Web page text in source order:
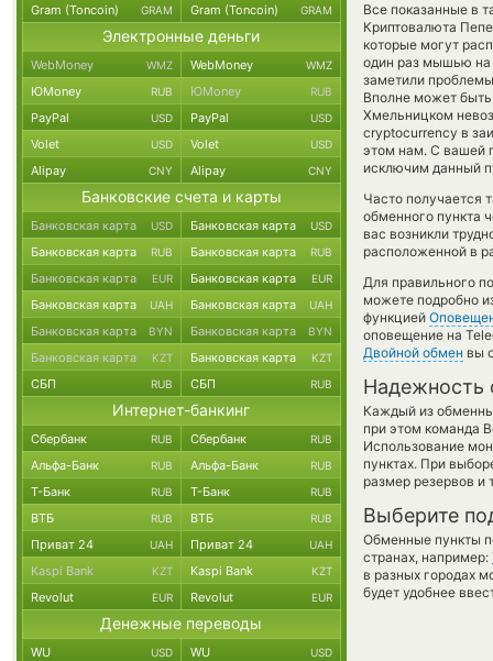
Все показанные в
Криптовалюта
которые могут
один раз мышью на
заметили
Вполне может
Хмельницком
cryptocurrency в
этом нам. С вашей
исключим данный
Часто получается
обменного пункта
вас возникли
расположенной в
Для правильного
можете подробно
функцией
оповещение на
Двойной обмен вы
Надежность
Каждый из
при этом команда
Использование
пунктах. При
размер резервов и
Выберите
Обменные пункты
странах, например:
в разных городах
будет удобнее
Gram (Toncoin) GRAM Gram (Toncoin) GRAM
Электронные деньги
WebMoney WMZ WebMoney WMZ
ЮMoney RUB ЮMoney RUB
PayPal USD PayPal USD
Volet USD Volet USD
Alipay CNY Alipay CNY
Банковские счета и карты
Банковская карта USD Банковская карта USD
Банковская карта RUB Банковская карта RUB
Банковская карта EUR Банковская карта EUR
Банковская карта UAH Банковская карта UAH
Банковская карта BYN Банковская карта BYN
Банковская карта KZT Банковская карта KZT
СБП RUB СБП RUB
Интернет-банкинг
Сбербанк RUB Сбербанк RUB
Альфа-Банк RUB Альфа-Банк RUB
Т-Банк RUB Т-Банк RUB
ВТБ RUB ВТБ RUB
Приват 24 UAH Приват 24 UAH
Kaspi Bank KZT Kaspi Bank KZT
Revolut EUR Revolut EUR
Денежные переводы
WU USD WU USD